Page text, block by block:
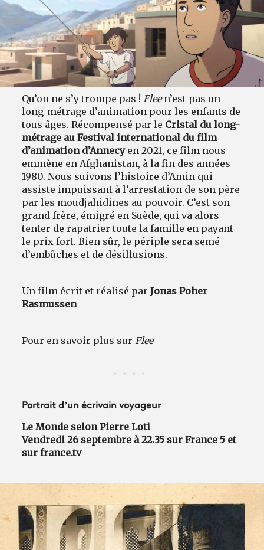
Qu’on ne s’y trompe pas !Fleen’est pas un
long-métrage d’animation pour les enfants de
tous âges. Récompensé par le Cristal du long-
métrage au Festival international du film
d’animation d’Annecy en 2021, ce film nous
emmène en Afghanistan, à la fin des années
1980. Nous suivons l’histoire d’Amin qui
assiste impuissant à l’arrestation de son père
par les moudjahidines au pouvoir. C’est son
grand frère, émigré en Suède, qui va alors
tenter de rapatrier toute la famille en payant
le prix fort. Bien sûr, le périple sera semé
d’embûches et de désillusions.
Un film écrit et réalisé parJonas Poher
Rasmussen
Pour en savoir plus surFlee
Portrait d’un écrivain voyageur
Le Monde selon Pierre Loti
Vendredi 26 septembre à 22.35 surFrance 5 et
surfrance.tv